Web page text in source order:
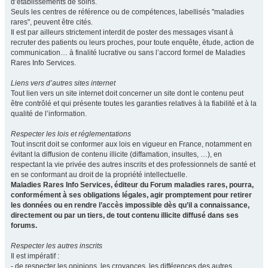
d’établissements de soins.
Seuls les centres de référence ou de compétences, labellisés "maladies
rares", peuvent être cités.
Il est par ailleurs strictement interdit de poster des messages visant à
recruter des patients ou leurs proches, pour toute enquête, étude, action de
communication… à finalité lucrative ou sans l’accord formel de Maladies
Rares Info Services.
Liens vers d’autres sites internet
Tout lien vers un site internet doit concerner un site dont le contenu peut
être contrôlé et qui présente toutes les garanties relatives à la fiabilité et à la
qualité de l’information.
Respecter les lois et réglementations
Tout inscrit doit se conformer aux lois en vigueur en France, notamment en
évitant la diffusion de contenu illicite (diffamation, insultes, …), en
respectant la vie privée des autres inscrits et des professionnels de santé et
en se conformant au droit de la propriété intellectuelle.
Maladies Rares Info Services, éditeur du Forum maladies rares, pourra,
conformément à ses obligations légales, agir promptement pour retirer
les données ou en rendre l’accès impossible dès qu’il a connaissance,
directement ou par un tiers, de tout contenu illicite diffusé dans ses
forums.
Respecter les autres inscrits
Il est impératif :
- de respecter les opinions, les croyances, les différences des autres